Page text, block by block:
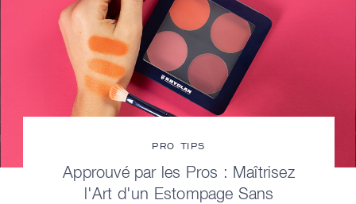
PRO TIPS
Approuvé par les Pros : Maîtrisez
l'Art d'un Estompage Sans